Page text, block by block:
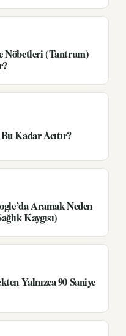
Nöbetleri (Tantrum)
Kadar Acıtır?
Aramak Neden
Kaygısı)
Yalnızca 90 Saniye